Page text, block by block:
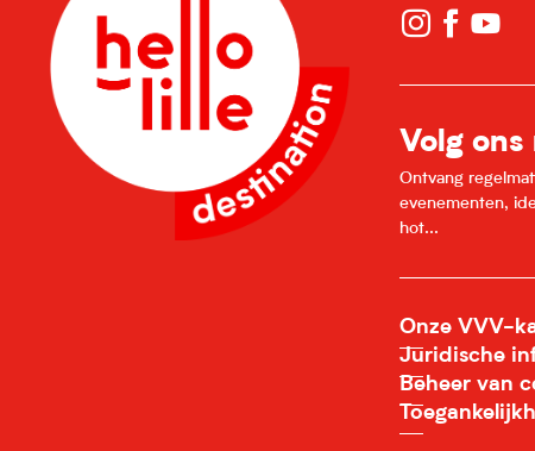
Volg
Ontvang
evenementen,
hot...
Onze VVV-
Juridische
Beheer van